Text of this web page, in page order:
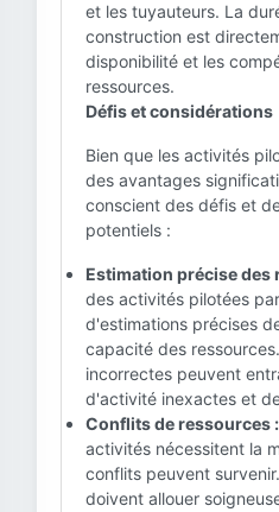
et les tuyauteurs. La
construction est
disponibilité et les
ressources.
Défis et considérations
Bien que les activités
des avantages
conscient des défis et
potentiels :
Estimation précise des
des activités pilotées
d'estimations précises
capacité des
incorrectes peuvent
d'activité inexactes et
Conflits de ressources :
activités nécessitent la
conflits peuvent
doivent allouer